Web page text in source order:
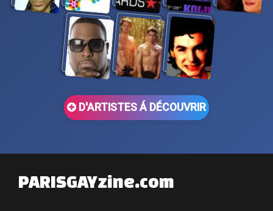
D'ARTISTES Á DÉCOUVRIR
PARISGAYzine.com